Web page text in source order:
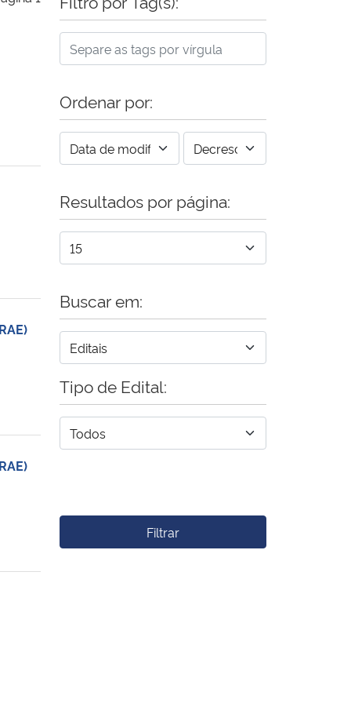
Ordenar por:
Resultados por página:
Buscar em:
Tipo de Edital:
Filtrar